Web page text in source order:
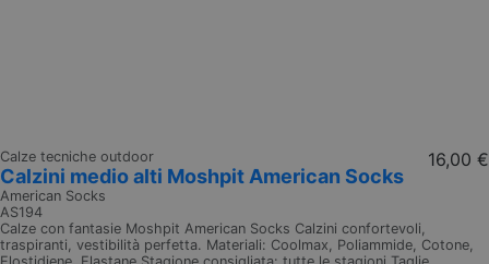
Calze tecniche outdoor
Calzini medio alti Moshpit American Socks
American Socks
AS194
16,00 €
Calze con fantasie Moshpit American Socks Calzini confortevoli,
traspiranti, vestibilità perfetta. Materiali: Coolmax, Poliammide, Cotone,